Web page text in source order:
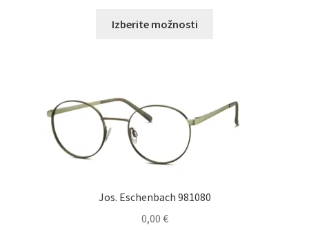
Izberite možnosti
Možnosti
lahko
Jos. Eschenbach 981080
0,00 €